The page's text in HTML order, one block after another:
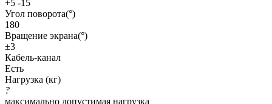
+5 -15
Угол поворота(°)
180
Вращение экрана(°)
±3
Кабель-канал
Есть
Нагрузка (кг)
?
максимально допустимая нагрузка